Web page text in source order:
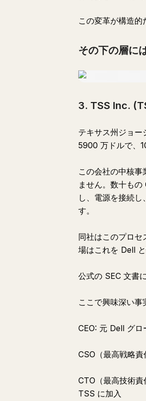
この変革が構造的
その下の層に
3. TSS Inc.
テキサス州ジョ
5900 万ドルで、
この会社の中核
ません。数十も
し、電源を接続
す。
同社はこのプロ
場はこれを Dell と
公式の SEC 文書
ここで興味深い事
CEO: 元 Dell グ
CSO（最高戦略
CTO（最高技術
TSS に加入